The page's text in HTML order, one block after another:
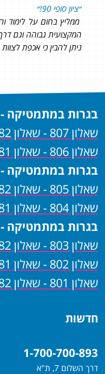
״ציון סופי 90!״
ממליץ בחום על לימוד
המקצועית גבוהה וגם
ניתן להבין כי אכפת
בגרות במתמטיקה - 5 יחידות
שאלון 807 - שאלון 582
שאלון 806 - שאלון 581
בגרות במתמטיקה - 4
שאלון 805 - שאלון 482
שאלון 804 - שאלון 481
בגרות במתמטיקה - 3 יחידות
שאלון 803 - שאלון 382
שאלון 802 - שאלון 381
שאלון 801 - שאלון 182
חדשות
1-700-700-893
דרך השלום 7, ת"א